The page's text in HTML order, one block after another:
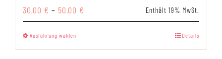
30,00 € – 50,00 €
30,00 €
Enthält 19% MwSt.
Ausführung wählen Details